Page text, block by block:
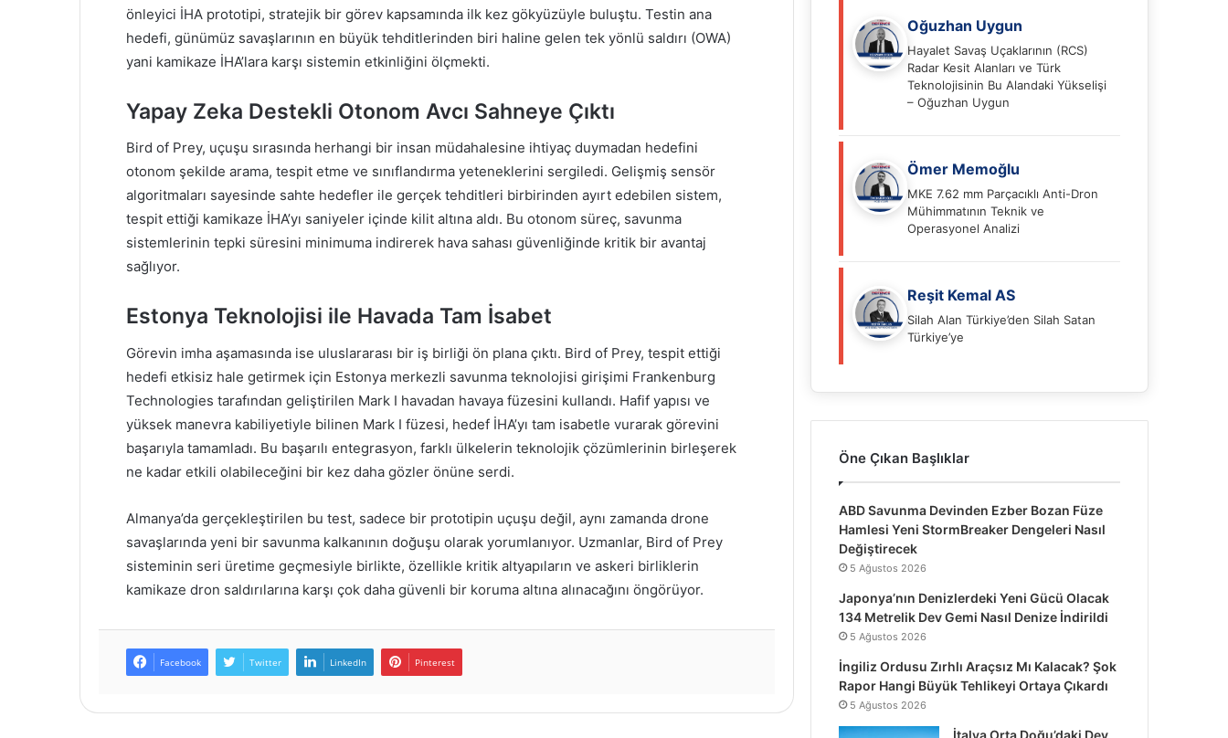
önleyici İHA prototipi, stratejik bir görev kapsamında ilk kez gökyüzüyle buluştu. Testin ana
hedefi, günümüz savaşlarının en büyük tehditlerinden biri haline gelen tek yönlü saldırı (OWA)
yani kamikaze İHA’lara karşı sistemin etkinliğini ölçmekti.
Yapay Zeka Destekli Otonom Avcı Sahneye Çıktı
Bird of Prey, uçuşu sırasında herhangi bir insan müdahalesine ihtiyaç duymadan hedefini
otonom şekilde arama, tespit etme ve sınıflandırma yeteneklerini sergiledi. Gelişmiş sensör
algoritmaları sayesinde sahte hedefler ile gerçek tehditleri birbirinden ayırt edebilen sistem,
tespit ettiği kamikaze İHA’yı saniyeler içinde kilit altına aldı. Bu otonom süreç, savunma
sistemlerinin tepki süresini minimuma indirerek hava sahası güvenliğinde kritik bir avantaj
sağlıyor.
Estonya Teknolojisi ile Havada Tam İsabet
Görevin imha aşamasında ise uluslararası bir iş birliği ön plana çıktı. Bird of Prey, tespit ettiği
hedefi etkisiz hale getirmek için Estonya merkezli savunma teknolojisi girişimi Frankenburg
Technologies tarafından geliştirilen Mark I havadan havaya füzesini kullandı. Hafif yapısı ve
yüksek manevra kabiliyetiyle bilinen Mark I füzesi, hedef İHA’yı tam isabetle vurarak görevini
başarıyla tamamladı. Bu başarılı entegrasyon, farklı ülkelerin teknolojik çözümlerinin birleşerek
ne kadar etkili olabileceğini bir kez daha gözler önüne serdi.
Almanya’da gerçekleştirilen bu test, sadece bir prototipin uçuşu değil, aynı zamanda drone
savaşlarında yeni bir savunma kalkanının doğuşu olarak yorumlanıyor. Uzmanlar, Bird of Prey
sisteminin seri üretime geçmesiyle birlikte, özellikle kritik altyapıların ve askeri birliklerin
kamikaze dron saldırılarına karşı çok daha güvenli bir koruma altına alınacağını öngörüyor.
Facebook Twitter LinkedIn Pinterest
Oğuzhan Uygun
Hayalet Savaş Uçaklarının (RCS)
Radar Kesit Alanları ve Türk
Teknolojisinin Bu Alandaki Yükselişi
– Oğuzhan Uygun
Ömer Memoğlu
MKE 7.62 mm Parçacıklı Anti-Dron
Mühimmatının Teknik ve
Operasyonel Analizi
Reşit Kemal AS
Silah Alan Türkiye’den Silah Satan
Türkiye’ye
Öne Çıkan Başlıklar
ABD Savunma Devinden Ezber Bozan Füze
Hamlesi Yeni StormBreaker Dengeleri Nasıl
Değiştirecek
5 Ağustos 2026
Japonya’nın Denizlerdeki Yeni Gücü Olacak
134 Metrelik Dev Gemi Nasıl Denize İndirildi
5 Ağustos 2026
İngiliz Ordusu Zırhlı Araçsız Mı Kalacak? Şok
Rapor Hangi Büyük Tehlikeyi Ortaya Çıkardı
5 Ağustos 2026
İtalya Orta Doğu’daki Dev